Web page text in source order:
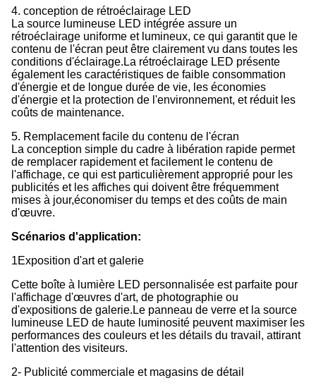
4. conception de rétroéclairage LED
La source lumineuse LED intégrée assure un
rétroéclairage uniforme et lumineux, ce qui garantit que le
contenu de l'écran peut être clairement vu dans toutes les
conditions d'éclairage.La rétroéclairage LED présente
également les caractéristiques de faible consommation
d'énergie et de longue durée de vie, les économies
d'énergie et la protection de l'environnement, et réduit les
coûts de maintenance.
5. Remplacement facile du contenu de l'écran
La conception simple du cadre à libération rapide permet
de remplacer rapidement et facilement le contenu de
l'affichage, ce qui est particulièrement approprié pour les
publicités et les affiches qui doivent être fréquemment
mises à jour,économiser du temps et des coûts de main
d'œuvre.
Scénarios d'application:
1Exposition d'art et galerie
Cette boîte à lumière LED personnalisée est parfaite pour
l'affichage d'œuvres d'art, de photographie ou
d'expositions de galerie.Le panneau de verre et la source
lumineuse LED de haute luminosité peuvent maximiser les
performances des couleurs et les détails du travail, attirant
l'attention des visiteurs.
2- Publicité commerciale et magasins de détail